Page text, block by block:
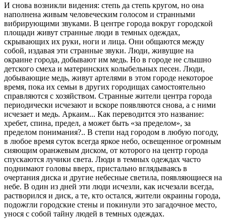
И снова возникли видения: степь да степь кругом, но она
наполнена живым человеческим голосом и странными
вибрирующими звуками. В центре города вокруг городской
площади живут странные люди в темных одеждах,
скрывающих их руки, ноги и лица. Они общаются между
собой, издавая эти странные звуки. Люди, живущие на
окраине города, добывают им медь. Но в городе не слышно
детского смеха и материнских колыбельных песен. Люди,
добывающие медь, живут артелями в этом городе некоторое
время, пока их семьи в других городищах самостоятельно
справляются с хозяйством. Странные жители центра города
периодически исчезают и вскоре появляются снова, а с ними
исчезает и медь. Аркаим... Как переводится это название:
хребет, спина, предел, а может быть «за пределом», за
пределом понимания?.. В степи над городом в любую погоду,
в любое время суток всегда яркое небо, освещенное огромным
сияющим оранжевым диском, от которого на центр города
спускаются лучики света. Люди в темных одеждах часто
поднимают головы вверх, пристально вглядываясь в
очертания диска и другие небесные светила, появляющиеся на
небе. В один из дней эти люди исчезли, как исчезали всегда,
растворился и диск, а те, кто остался, жители окраины города,
подожгли городские стены и покинули это загадочное место,
унося с собой тайну людей в темных одеждах.